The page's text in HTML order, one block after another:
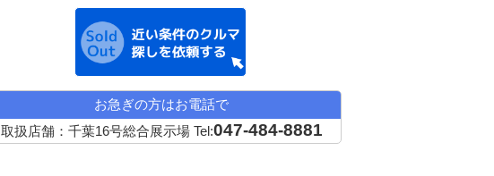
お急ぎの方はお電話で
取扱店舗：千葉16号総合展示場 Tel:047-484-8881